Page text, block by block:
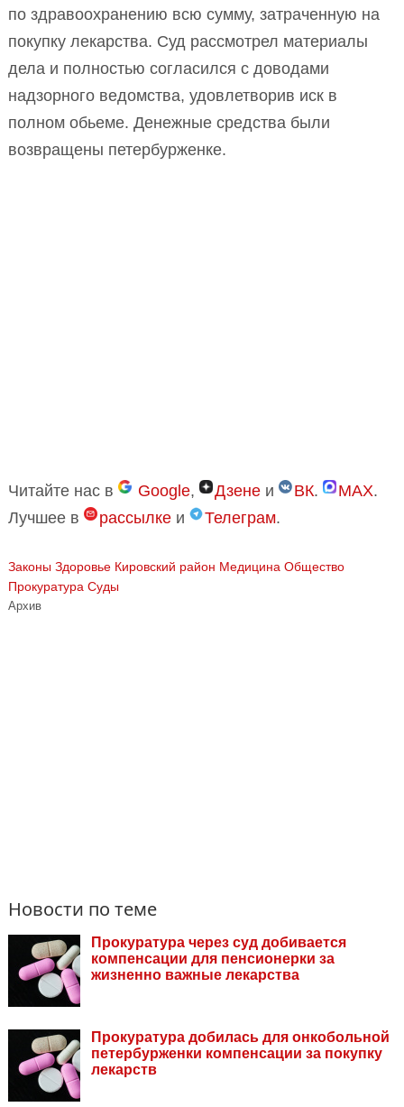
по здравоохранению всю сумму, затраченную на
покупку лекарства. Суд рассмотрел материалы
дела и полностью согласился с доводами
надзорного ведомства, удовлетворив иск в
полном обьеме. Денежные средства были
возвращены петербурженке.
Читайте нас в Google, Дзене и ВК. MAX.
Лучшее в
рассылке и Телеграм.
Законы Здоровье Кировский район Медицина Общество
Прокуратура Суды
Архив
Новости по теме
Прокуратура через суд добивается
компенсации для пенсионерки за
жизненно важные лекарства
Прокуратура добилась для онкобольной
петербурженки компенсации за покупку
лекарств